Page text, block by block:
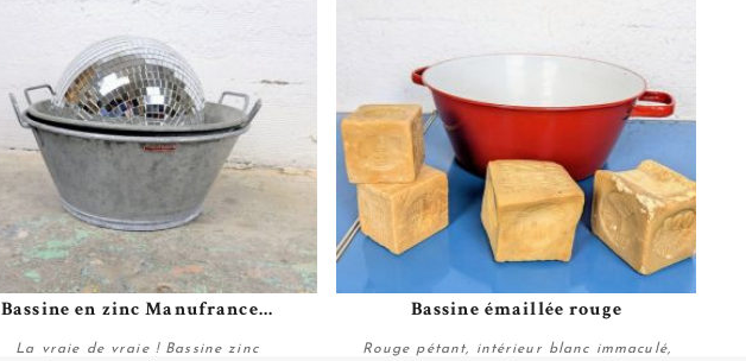
Plus de détails
Bassine en zinc Manufrance...
La vraie de vraie ! Bassine zinc
Plus de détails
Bassine émaillée rouge
Rouge pétant, intérieur blanc immaculé,